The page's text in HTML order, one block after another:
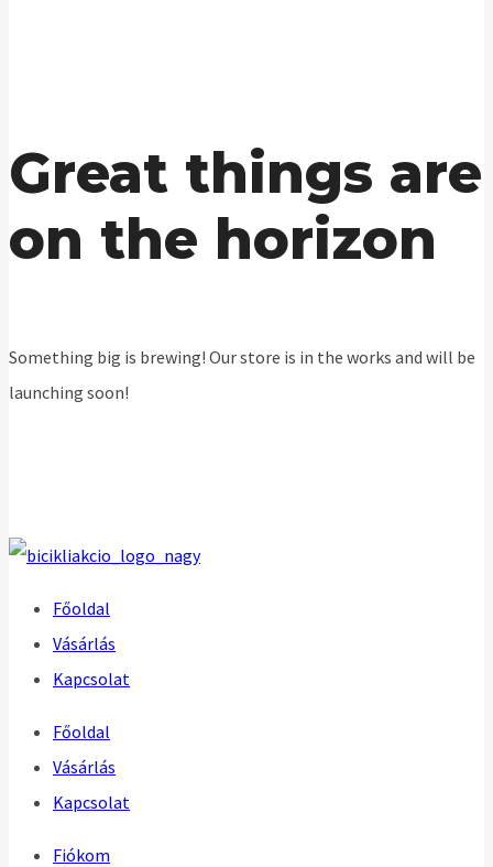
Great things are
on the horizon
Something big is brewing! Our store is in the works and will be
launching soon!
Főoldal
Vásárlás
Kapcsolat
Főoldal
Vásárlás
Kapcsolat
Fiókom